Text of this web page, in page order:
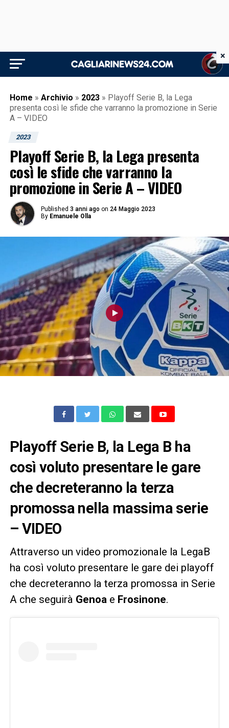
Home » Archivio » 2023 » Playoff Serie B, la Lega
presenta così le sfide che varranno la promozione in Serie
A – VIDEO
2023
Playoff Serie B, la Lega presenta
così le sfide che varranno la
promozione in Serie A – VIDEO
Published 3 anni ago on 24 Maggio 2023
By Emanuele Olla
Playoff Serie B, la Lega B ha
così voluto presentare le gare
che decreteranno la terza
promossa nella massima serie
– VIDEO
Attraverso un video promozionale la LegaB
ha così voluto presentare le gare dei playoff
che decreteranno la terza promossa in Serie
A che seguirà Genoae Frosinone.
×